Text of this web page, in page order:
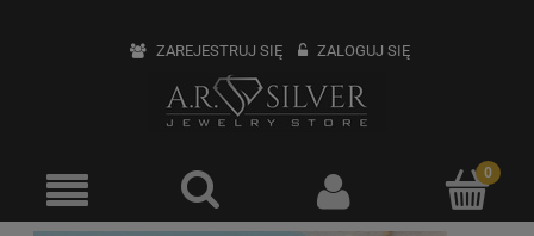
ZAREJESTRUJ SIĘ ZALOGUJ SIĘ